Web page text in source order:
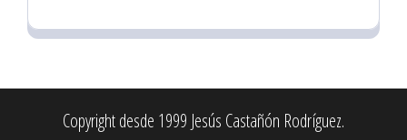
Copyright desde 1999 Jesús Castañón Rodríguez.